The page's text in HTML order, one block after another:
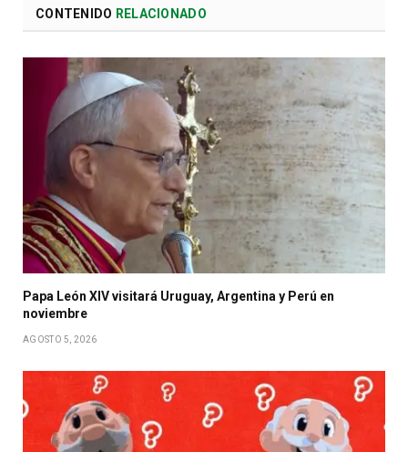
CONTENIDO RELACIONADO
Papa León XIV visitará Uruguay, Argentina y Perú en
noviembre
AGOSTO 5, 2026